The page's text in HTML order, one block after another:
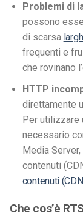
Problemi di
possono
di scarsa
frequenti e
che rovinano
HTTP
direttamente
Per utilizzare
necessario
Media
contenuti
contenuti
Che cos’è